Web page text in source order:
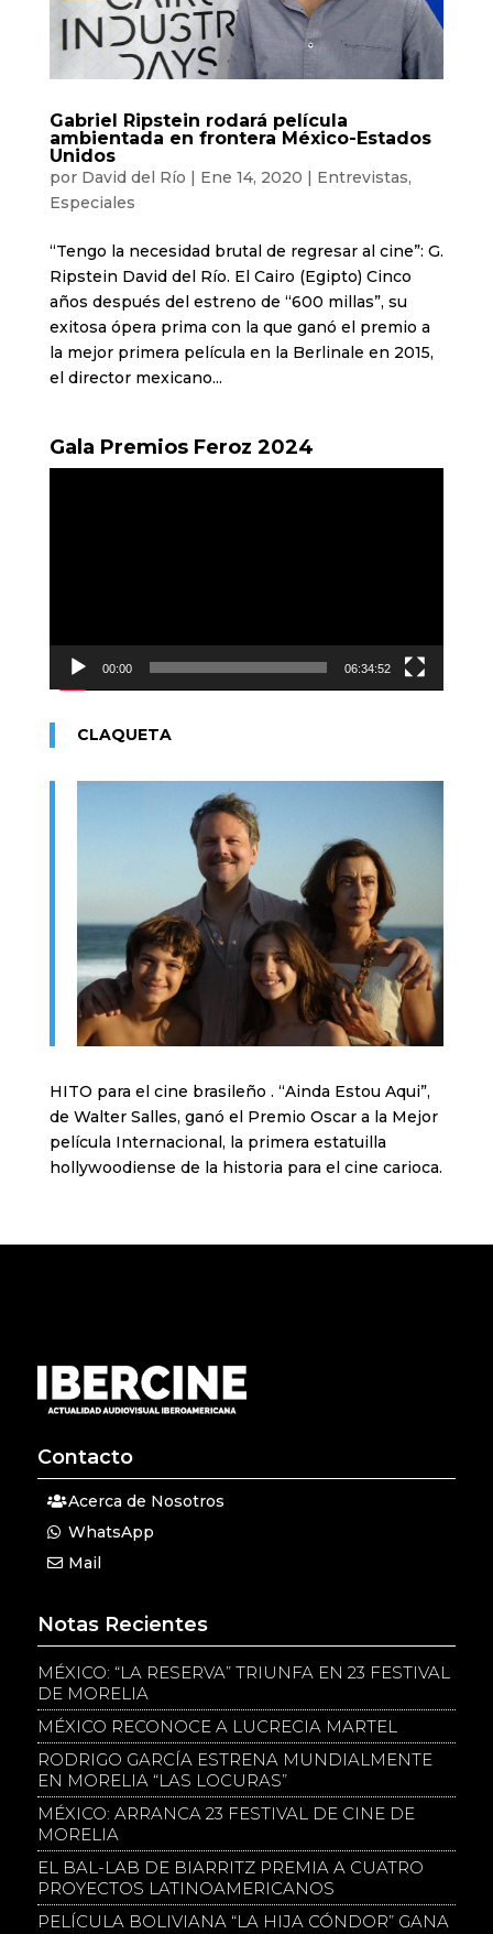
Gabriel Ripstein rodará película
ambientada en frontera México-Estados
Unidos
por David del Río | Ene 14, 2020 | Entrevistas,
Especiales
“Tengo la necesidad brutal de regresar al cine”: G.
Ripstein David del Río. El Cairo (Egipto) Cinco
años después del estreno de “600 millas”, su
exitosa ópera prima con la que ganó el premio a
la mejor primera película en la Berlinale en 2015,
el director mexicano...
Gala Premios Feroz 2024
00:00 06:34:52
CLAQUETA
HITO para el cine brasileño . “Ainda Estou Aqui”,
de Walter Salles, ganó el Premio Oscar a la Mejor
película Internacional, la primera estatuilla
hollywoodiense de la historia para el cine carioca.
Contacto
Acerca de Nosotros
WhatsApp
Mail
Notas Recientes
MÉXICO: “LA RESERVA” TRIUNFA EN 23 FESTIVAL
DE MORELIA
MÉXICO RECONOCE A LUCRECIA MARTEL
RODRIGO GARCÍA ESTRENA MUNDIALMENTE
EN MORELIA “LAS LOCURAS”
MÉXICO: ARRANCA 23 FESTIVAL DE CINE DE
MORELIA
EL BAL-LAB DE BIARRITZ PREMIA A CUATRO
PROYECTOS LATINOAMERICANOS
PELÍCULA BOLIVIANA “LA HIJA CÓNDOR” GANA